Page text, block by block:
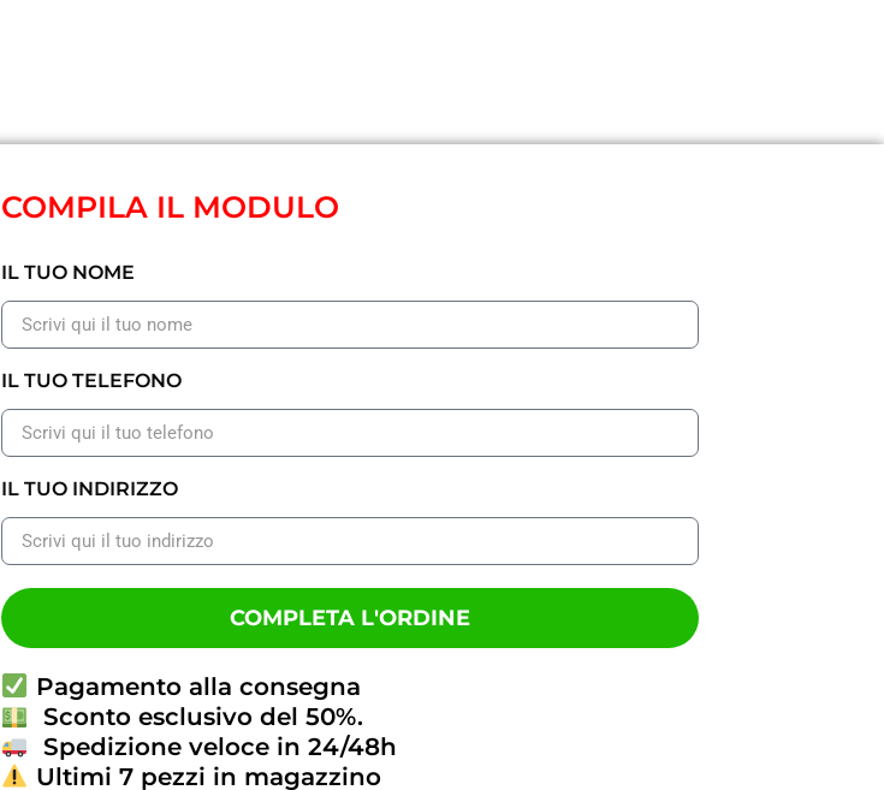
COMPILA IL MODULO
IL TUO NOME
IL TUO TELEFONO
IL TUO INDIRIZZO
COMPLETA L'ORDINE
Pagamento alla consegna
Sconto esclusivo del 50%.
Spedizione veloce in 24/48h
Ultimi 7 pezzi in magazzino